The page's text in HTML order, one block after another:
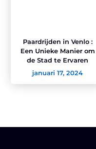
Paardrijden in Venlo :
Een Unieke Manier om
de Stad te Ervaren
januari 17, 2024